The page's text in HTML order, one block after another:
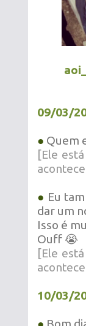
09/03/
● Quem
[Ele
● Eu
dar um
Isso é
Ouff 😭
[Ele
10/03/